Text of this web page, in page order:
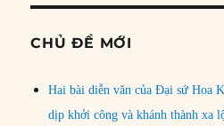
CHỦ ĐỀ MỚI
Hai bài diễn văn của Đại sứ Hoa
dịp khởi công và khánh thành xa